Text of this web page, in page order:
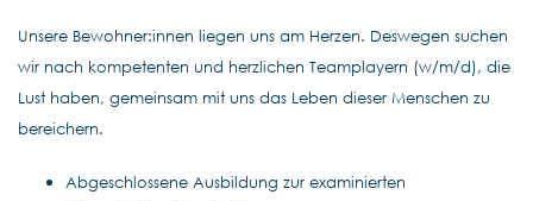
Unsere Bewohner:innen liegen uns am Herzen. Deswegen suchen
wir nach kompetenten und herzlichen Teamplayern (w/m/d), die
Lust haben, gemeinsam mit uns das Leben dieser Menschen zu
bereichern.
Abgeschlossene Ausbildung zur examinierten